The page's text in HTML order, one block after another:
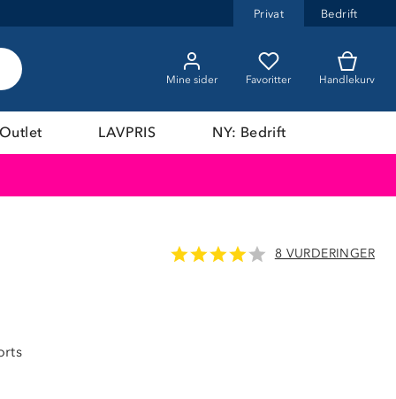
Privat Bedrift
Mine sider Favoritter Handlekurv
LAVPRIS NY: Bedrift
8 VURDERINGER